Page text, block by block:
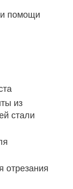
помощи
из
стали
отрезания